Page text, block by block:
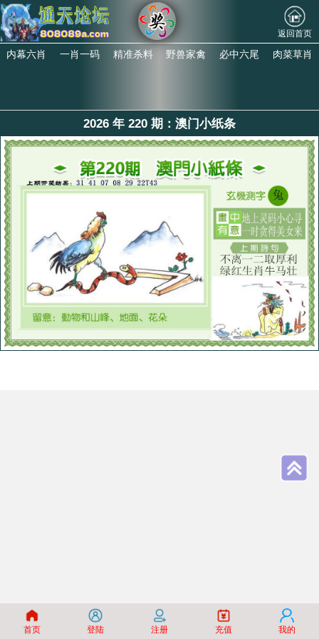
返回首页
内幕六肖 一肖一码 精准杀料 野兽家禽 必中六尾 肉菜草肖
首页 登陆 注册 充值 我的
2026 年 220 期：澳门小纸条